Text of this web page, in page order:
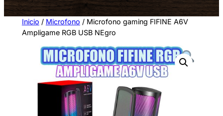
t
e
g
o
r
a
Inicio / Microfono / Microfono gaming FIFINE A6V
Ampligame RGB USB NEgro